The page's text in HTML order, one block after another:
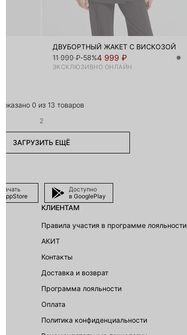
ДВУБОРТНЫЙ ЖАКЕТ С ВИСКОЗОЙ
11 999 ₽-58%4 999 ₽
ЭКСКЛЮЗИВНО ОНЛАЙН
Показано 0 из 13 товаров
2
ЗАГРУЗИТЬ ЕЩЁ
Скачать
в AppStore
Доступно
в GooglePlay
КЛИЕНТАМ
Правила участия в программе лояльности
АКИТ
Контакты
Доставка и возврат
Программа лояльности
Оплата
Политика конфиденциальности